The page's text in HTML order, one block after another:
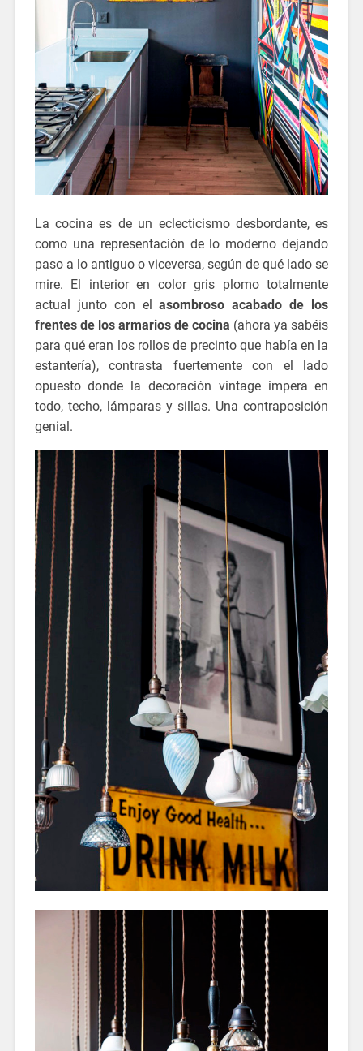
La cocina es de un eclecticismo desbordante, es
como una representación de lo moderno dejando
paso a lo antiguo o viceversa, según de qué lado se
mire. El interior en color gris plomo totalmente
actual junto con elasombroso acabado de los
frentes de los armarios de cocina (ahora ya sabéis
para qué eran los rollos de precinto que había en la
estantería), contrasta fuertemente con el lado
opuesto donde la decoración vintage impera en
todo, techo, lámparas y sillas. Una contraposición
genial.